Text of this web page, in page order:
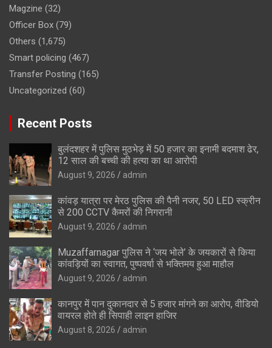
Magzine (32)
Officer Box (79)
Others (1,675)
Smart policing (467)
Transfer Posting (165)
Uncategorized (60)
Recent Posts
बुलंदशहर में पुलिस मुठभेड़ में 50 हजार का इनामी बदमाश ढेर,
12 साल की बच्ची की हत्या का था आरोपी
August 9, 2026 admin
कांवड़ यात्रा पर मेरठ पुलिस की पैनी नजर, 50 LED स्क्रीन
से 200 CCTV कैमरों की निगरानी
August 9, 2026 admin
Muzaffarnagar पुलिस ने ‘जय भोले’ के जयकारों से किया
कांवड़ियों का स्वागत, पुष्पवर्षा से भक्तिमय हुआ माहौल
August 9, 2026 admin
कानपुर में पान दुकानदार से 5 हजार मांगने का आरोप, वीडियो
वायरल होते ही सिपाही लाइन हाजिर
August 8, 2026 admin